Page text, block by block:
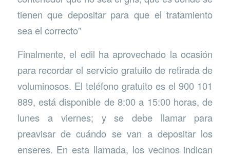
tienen que depositar para que el tratamiento
sea el correcto”
Finalmente, el edil ha aprovechado la ocasión
para recordar el servicio gratuito de retirada de
voluminosos. El teléfono gratuito es el 900 101
889, está disponible de 8:00 a 15:00 horas, de
lunes a viernes; y se debe llamar para
preavisar de cuándo se van a depositar los
enseres. En esta llamada, los vecinos indican